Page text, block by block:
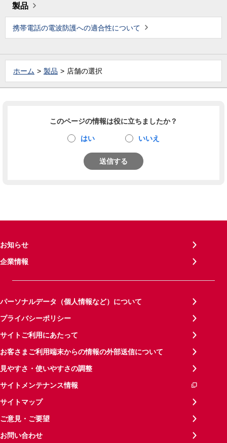
製品
携帯電話の電波防護への適合性について
ホーム 製品 店舗の選択
このページの情報は役に立ちましたか？
はい いいえ
送信する
お知らせ
企業情報
パーソナルデータ（個人情報など）について
プライバシーポリシー
サイトご利用にあたって
お客さまご利用端末からの情報の外部送信について
見やすさ・使いやすさの調整
サイトメンテナンス情報
サイトマップ
ご意見・ご要望
お問い合わせ